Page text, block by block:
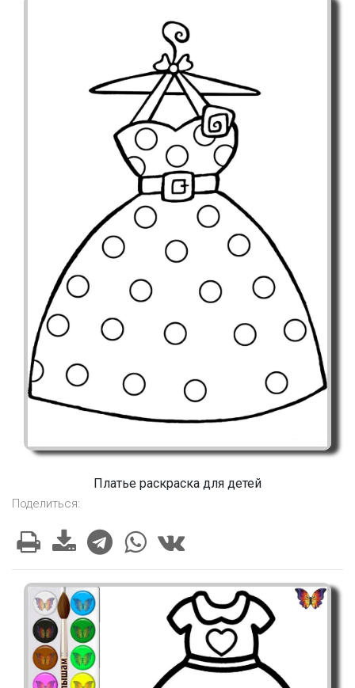
Платье раскраска для детей
Поделиться: